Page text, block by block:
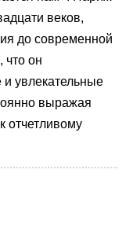
веков,
до современной
что он
увлекательные
выражая
отчетливому